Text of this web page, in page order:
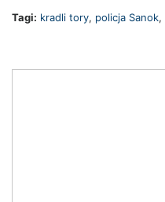
Tagi: kradli tory, policja Sanok,